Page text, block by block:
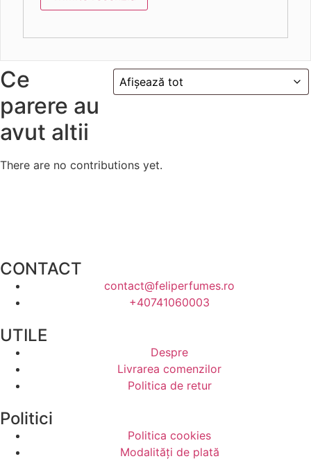
Ce
parere au
avut altii
There are no contributions yet.
CONTACT
contact@feliperfumes.ro
+40741060003
UTILE
Despre
Livrarea comenzilor
Politica de retur
Politici
Politica cookies
Modalități de plată